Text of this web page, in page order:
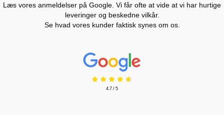
Læs vores anmeldelser på Google. Vi får ofte at vide at vi har hurtige
leveringer og beskedne vilkår.
Se hvad vores kunder faktisk synes om os.
Prisjakt Anmeldelser: 4.7 Stjerne
4.7 / 5